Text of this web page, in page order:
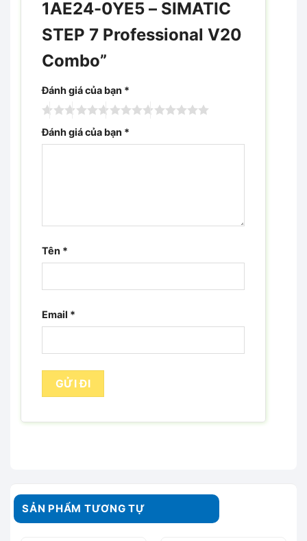
1AE24-0YE5 – SIMATIC
STEP 7 Professional V20
Combo”
Đánh giá của bạn *
Đánh giá của bạn *
Tên *
Email *
SẢN PHẨM TƯƠNG TỰ